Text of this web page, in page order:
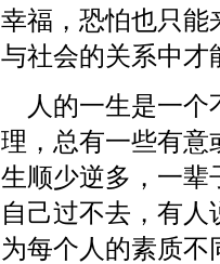
幸福，恐怕也只能
与社会的关系中才
人的一生是一个
理，总有一些有意
生顺少逆多，一辈
自己过不去，有
为每个人的素质